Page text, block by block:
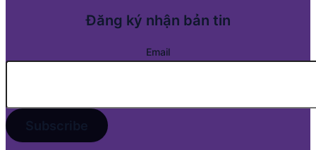
Đăng ký nhận bản tin
Email